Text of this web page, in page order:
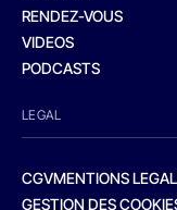
RENDEZ-VOUS
VIDEOS
PODCASTS
LEGAL
CGVMENTIONS
GESTION DES